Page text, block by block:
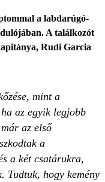
a labdarúgó-
A találkozót
Rudi Garcia
mint a
az egyik legjobb
az első
a
a két csatárukra,
Tudtuk, hogy kemény